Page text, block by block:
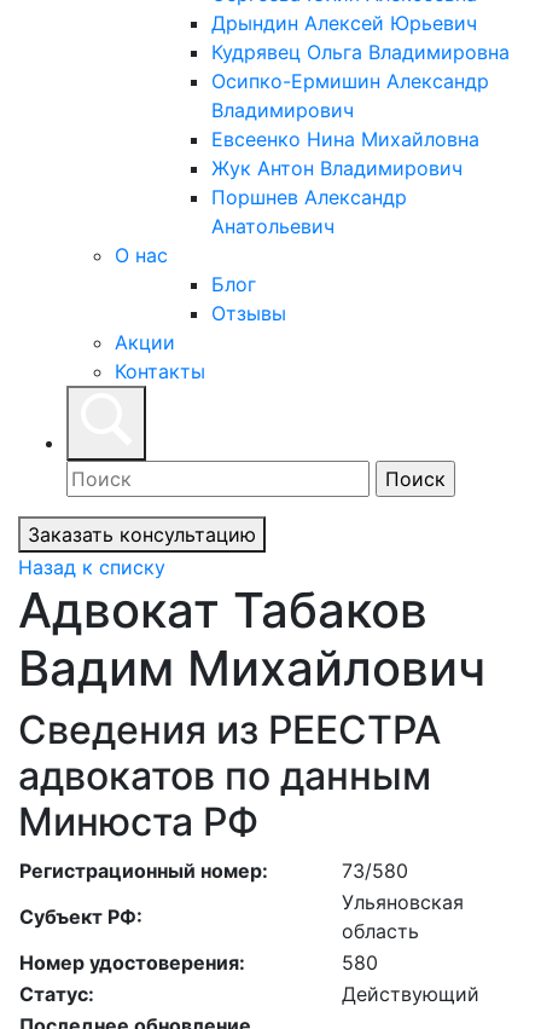
Дрындин Алексей Юрьевич
Кудрявец Ольга Владимировна
Осипко-Ермишин Александр
Владимирович
Евсеенко Нина Михайловна
Жук Антон Владимирович
Поршнев Александр
Анатольевич
О нас
Блог
Отзывы
Акции
Контакты
Заказать консультацию
Назад к списку
Адвокат Табаков
Вадим Михайлович
Сведения из РЕЕСТРА
адвокатов по данным
Минюста РФ
Регистрационный номер:
73/580
Субъект РФ:
Ульяновская
область
Номер удостоверения:
580
Статус:
Действующий